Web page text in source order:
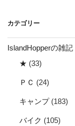
ブ
カテゴリー
IslandHopperの雑記
★ (33)
ＰＣ (24)
キャンプ(183)
バイク (105)